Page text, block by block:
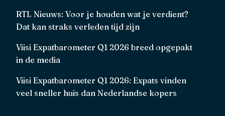
RTL Nieuws: Voor je houden wat je verdient?
Dat kan straks verleden tijd zijn
Viisi Expatbarometer Q1 2026 breed opgepakt
in de media
Viisi Expatbarometer Q1 2026: Expats vinden
veel sneller huis dan Nederlandse kopers